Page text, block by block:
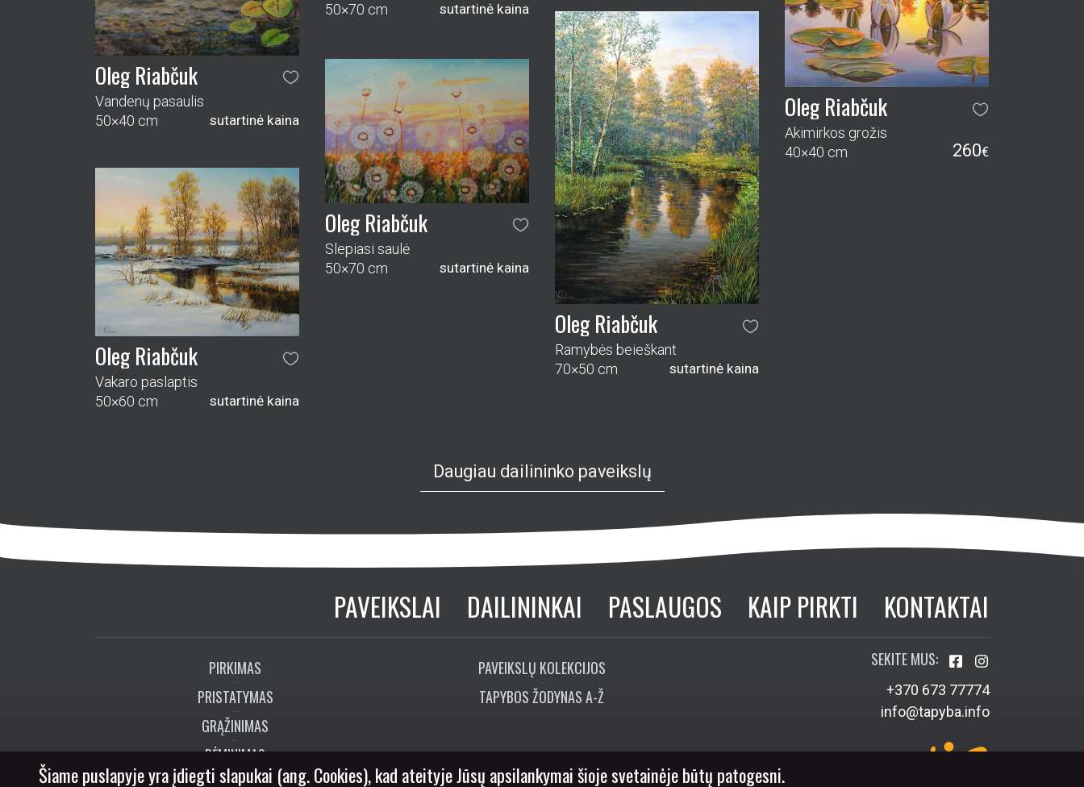
Oleg Riabčuk
Vandenų pasaulis
50×40 cm
sutartinė kaina
50×70 cm
sutartinė kaina
Oleg Riabčuk
Akimirkos grožis
40×40 cm
260€
Oleg Riabčuk
Ramybės beieškant
70×50 cm
sutartinė kaina
Oleg Riabčuk
Slepiasi saulė
50×70 cm
sutartinė kaina
Oleg Riabčuk
Vakaro paslaptis
50×60 cm
sutartinė kaina
Daugiau dailininko paveikslų
PAVEIKSLAI DAILININKAI PASLAUGOS KAIP PIRKTI KONTAKTAI
PIRKIMAS
PRISTATYMAS
GRĄŽINIMAS
RĖMINIMAS
PAVEIKSLŲ KOLEKCIJOS
TAPYBOS ŽODYNAS A-Ž
SEKITE MUS:
+370 673 77774
info@tapyba.info
Šiame puslapyje yra įdiegti slapukai (ang. Cookies), kad ateityje Jūsų apsilankymai šioje svetainėje būtų patogesni.